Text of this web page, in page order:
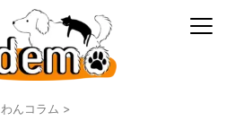
わんコラム >